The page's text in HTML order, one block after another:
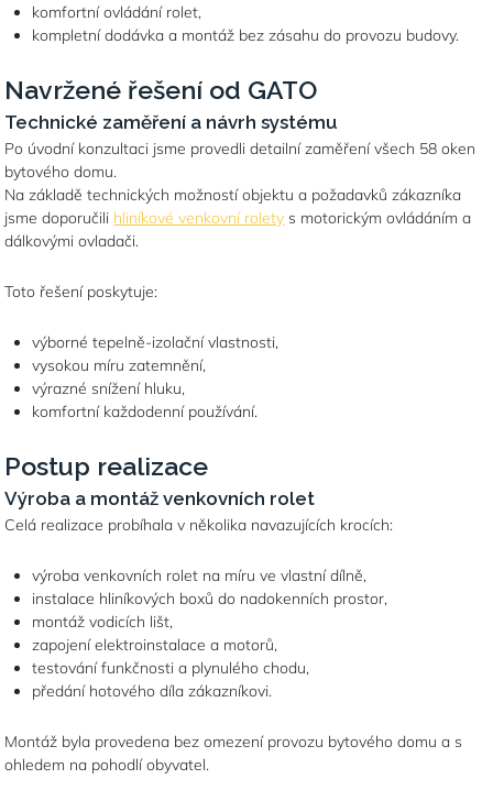
komfortní ovládání rolet,
kompletní dodávka a montáž bez zásahu do provozu budovy.
Navržené řešení od GATO
Technické zaměření a návrh systému
Po úvodní konzultaci jsme provedli detailní zaměření všech 58 oken
bytového domu.
Na základě technických možností objektu a požadavků zákazníka
jsme doporučili hliníkové venkovní rolety s motorickým ovládáním a
dálkovými ovladači.
Toto řešení poskytuje:
výborné tepelně-izolační vlastnosti,
vysokou míru zatemnění,
výrazné snížení hluku,
komfortní každodenní používání.
Postup realizace
Výroba a montáž venkovních rolet
Celá realizace probíhala v několika navazujících krocích:
výroba venkovních rolet na míru ve vlastní dílně,
instalace hliníkových boxů do nadokenních prostor,
montáž vodicích lišt,
zapojení elektroinstalace a motorů,
testování funkčnosti a plynulého chodu,
předání hotového díla zákazníkovi.
Montáž byla provedena bez omezení provozu bytového domu a s
ohledem na pohodlí obyvatel.